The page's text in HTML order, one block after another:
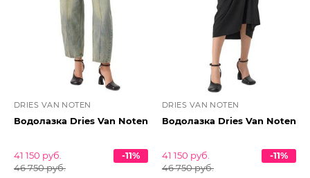
DRIES VAN NOTEN
Водолазка Dries Van Noten
41 150 руб.
46 750 руб.
-11%
DRIES VAN NOTEN
Водолазка Dries Van Noten
41 150 руб.
46 750 руб.
-11%